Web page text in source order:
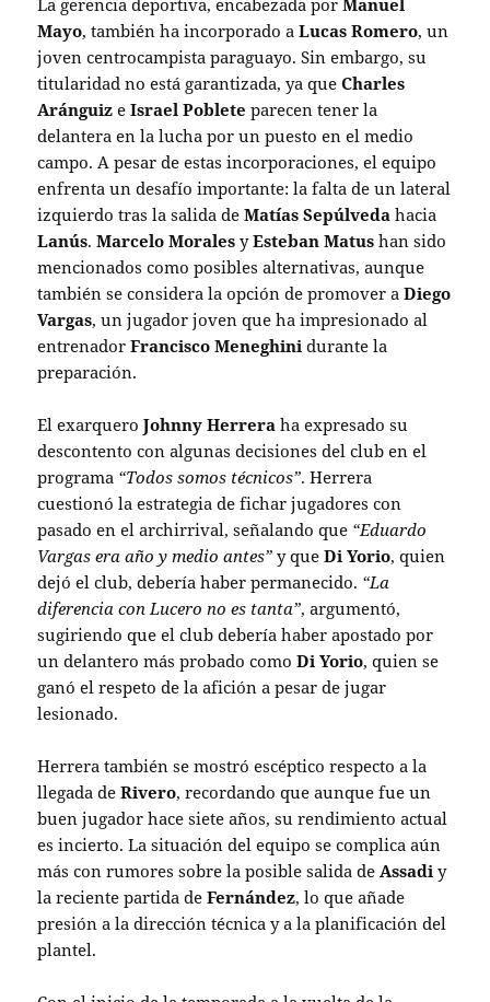
Mayo, también ha incorporado aLucas Romero, un
joven centrocampista paraguayo. Sin embargo, su
titularidad no está garantizada, ya queCharles
Aránguiz eIsrael Poblete parecen tener la
delantera en la lucha por un puesto en el medio
campo. A pesar de estas incorporaciones, el equipo
enfrenta un desafío importante: la falta de un lateral
izquierdo tras la salida deMatías Sepúlveda hacia
Lanús.Marcelo Morales yEsteban Matus han sido
mencionados como posibles alternativas, aunque
también se considera la opción de promover aDiego
Vargas, un jugador joven que ha impresionado al
entrenadorFrancisco Meneghini durante la
preparación.
El exarqueroJohnny Herrera ha expresado su
descontento con algunas decisiones del club en el
programa “Todos somos técnicos”. Herrera
cuestionó la estrategia de fichar jugadores con
pasado en el archirrival, señalando que “Eduardo
Vargas era año y medio antes” y queDi Yorio, quien
dejó el club, debería haber permanecido. “La
diferencia con Lucero no es tanta”, argumentó,
sugiriendo que el club debería haber apostado por
un delantero más probado comoDi Yorio, quien se
ganó el respeto de la afición a pesar de jugar
lesionado.
Herrera también se mostró escéptico respecto a la
llegada deRivero, recordando que aunque fue un
buen jugador hace siete años, su rendimiento actual
es incierto. La situación del equipo se complica aún
más con rumores sobre la posible salida de Assadi y
la reciente partida deFernández, lo que añade
presión a la dirección técnica y a la planificación del
plantel.